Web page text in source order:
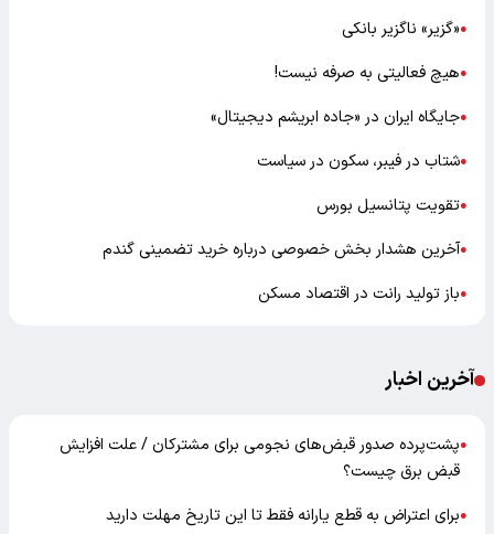
●«گزیر» ناگزیر بانکی
●هیچ فعالیتی به صرفه نیست!
●جایگاه ایران در «جاده ابریشم دیجیتال»
●شتاب در فیبر، سکون در سیاست
●تقویت پتانسیل بورس
●آخرین هشدار بخش خصوصی درباره خرید تضمینی گندم
●باز تولید رانت در اقتصاد مسکن
آخرین اخبار
●پشت‌پرده صدور قبض‌های نجومی برای مشترکان / علت افزایش
قبض برق چیست؟
●برای اعتراض به قطع یارانه فقط تا این تاریخ مهلت دارید